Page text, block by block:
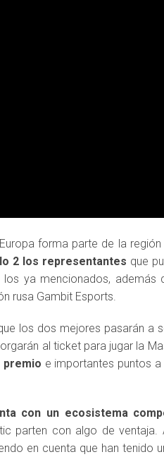
forma parte de la
2 los representantes que
ya mencionados, además
rusa Gambit Esports.
los dos mejores pasarán a
al ticket para jugar la
premio e importantes puntos
con un ecosistema
parten con algo de ventaja.
en cuenta que han tenido